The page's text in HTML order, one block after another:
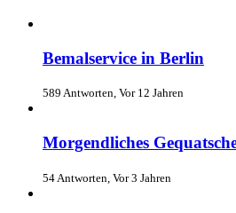
Bemalservice in Berlin
589 Antworten, Vor 12 Jahren
Morgendliches
54 Antworten, Vor 3 Jahren